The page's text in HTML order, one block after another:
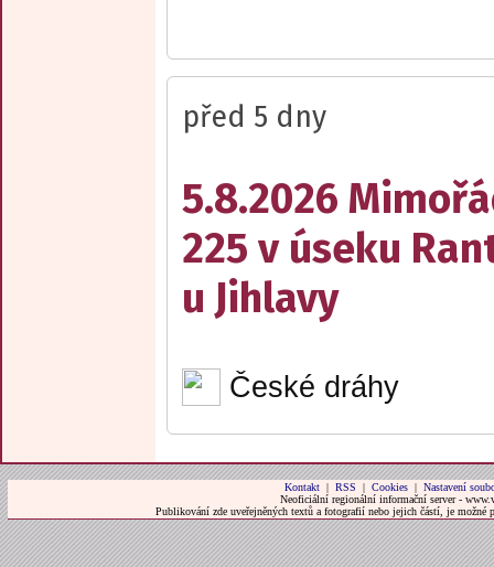
před 5 dny
5.8.2026
225 v úseku
u Jihlavy
České dráhy
Kontakt| RSS | Cookies| Nastavení
Neoficiální regionální informační server -
Publikování zde uveřejněných textů a fotografií nebo jejich částí, je možné